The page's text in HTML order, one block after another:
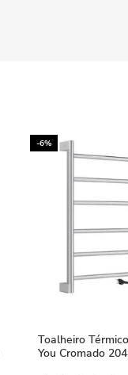
-6%
Toalheiro
You Cromado